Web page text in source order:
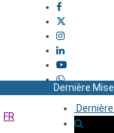
Dernière
FR